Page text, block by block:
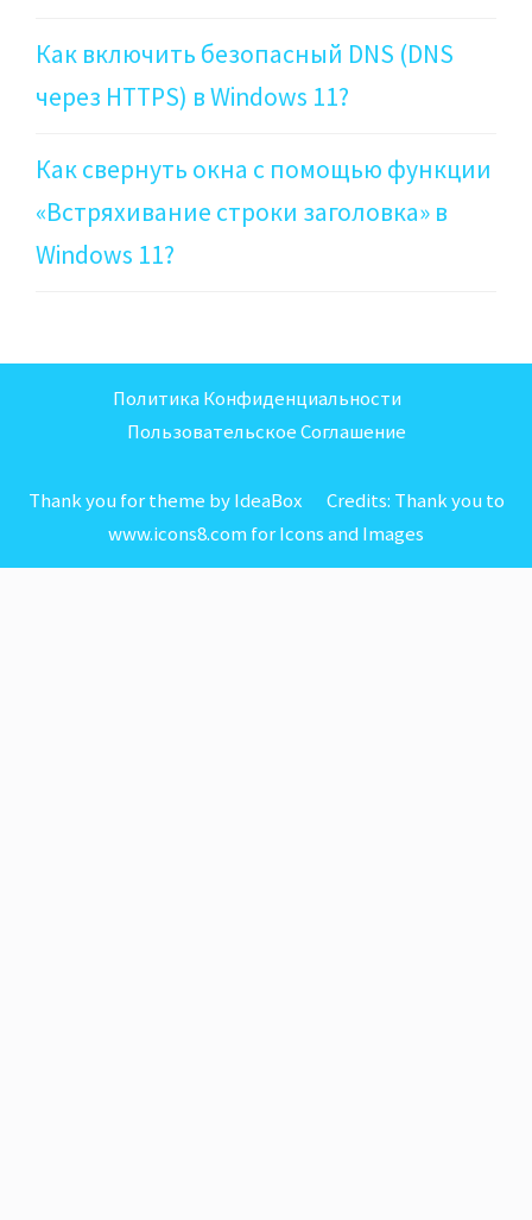
Как включить безопасный DNS (DNS
через HTTPS) в Windows 11?
Как свернуть окна с помощью функции
«Встряхивание строки заголовка» в
Windows 11?
Политика Конфиденциальности
Пользовательское Соглашение
Thank you for theme by IdeaBox Credits: Thank you to
www.icons8.com for IconsandImages